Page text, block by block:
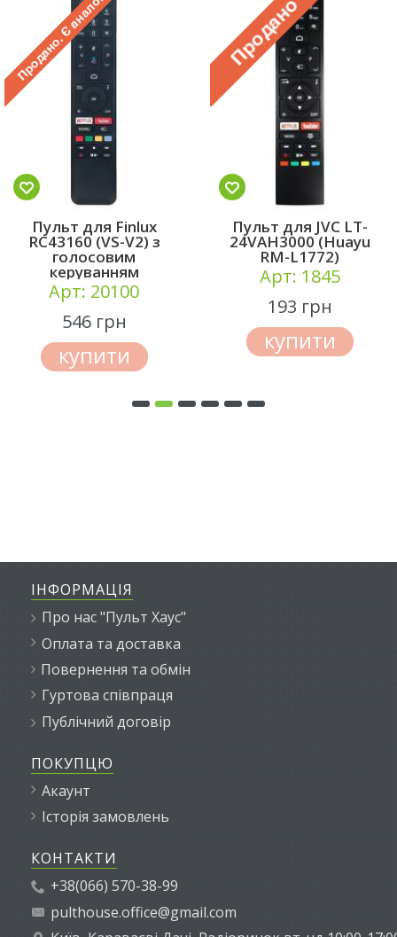
Пульт для Finlux
RC43160 (VS-V2) з
голосовим
керуванням
Арт: 20100
546 грн
купити
Пульт для JVC LT-
24VAH3000 (Huayu
RM-L1772)
Арт: 1845
193 грн
купити
ІНФОРМАЦІЯ
Про нас "Пульт Хаус"
Оплата та доставка
Повернення та обмін
Гуртова співпраця
Публічний договір
ПОКУПЦЮ
Акаунт
Історія замовлень
КОНТАКТИ
+38(066) 570-38-99
pulthouse.office@gmail.com